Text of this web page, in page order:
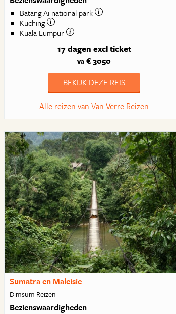
Batang Ai national park
Kuching
Kuala Lumpur
17 dagen excl ticket
va € 3050
BEKIJK DEZE REIS
Alle reizen van Van Verre Reizen
Sumatra en Maleisie
Dimsum Reizen
Bezienswaardigheden